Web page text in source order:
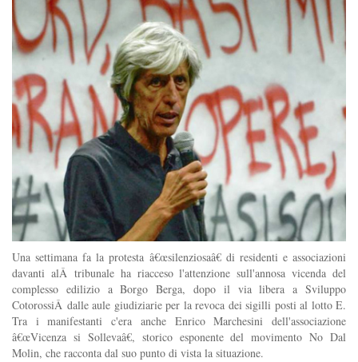
Una settimana fa la protesta â€œsilenziosaâ€ di residenti e associazioni
davanti alÂ tribunale ha riacceso l'attenzione sull'annosa vicenda del
complesso edilizio a Borgo Berga, dopo il via libera a Sviluppo
CotorossiÂ dalle aule giudiziarie per la revoca dei sigilli posti al lotto E.
Tra i manifestanti c'era anche Enrico Marchesini dell'associazione
â€œVicenza si Sollevaâ€, storico esponente del movimento No Dal
Molin, che racconta dal suo punto di vista la situazione.